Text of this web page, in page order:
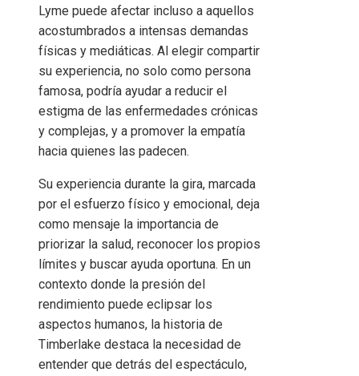
Lyme puede afectar incluso a aquellos
acostumbrados a intensas demandas
físicas y mediáticas. Al elegir compartir
su experiencia, no solo como persona
famosa, podría ayudar a reducir el
estigma de las enfermedades crónicas
y complejas, y a promover la empatía
hacia quienes las padecen.
Su experiencia durante la gira, marcada
por el esfuerzo físico y emocional, deja
como mensaje la importancia de
priorizar la salud, reconocer los propios
límites y buscar ayuda oportuna. En un
contexto donde la presión del
rendimiento puede eclipsar los
aspectos humanos, la historia de
Timberlake destaca la necesidad de
entender que detrás del espectáculo,